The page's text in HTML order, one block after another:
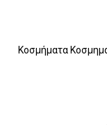
Κοσμήματα